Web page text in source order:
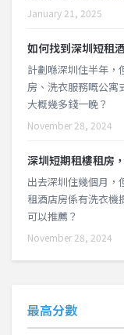
January 21, 2025
如何找到深圳短租
計劃喺深圳住半年，
房、洗衣服務嘅公寓
大概幾多錢一晚？
November 28, 2024
深圳短期租樓租房
出去深圳住幾個月，
租酒店房係有洗衣機
可以推薦？
November 28, 2024
最高分數